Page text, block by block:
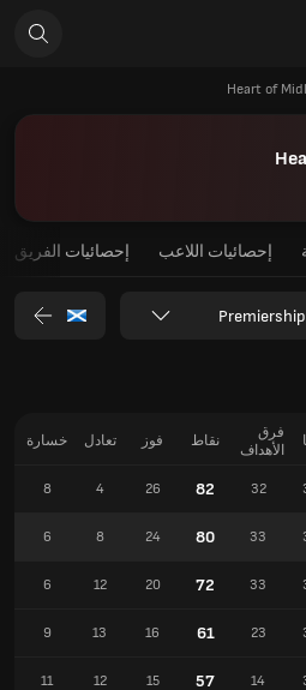
Heart of
إحصائيات اللاعب إحصائيات الفريق
فرق
الأهداف
نقاط فوز تعادل خسارة
32
82
26
4
8
33
80
24
8
6
33
72
20
12
6
23
61
16
13
9
14
57
15
12
11